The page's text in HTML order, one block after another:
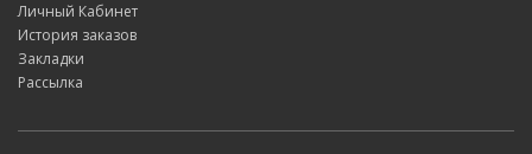
Личный Кабинет
История заказов
Закладки
Рассылка